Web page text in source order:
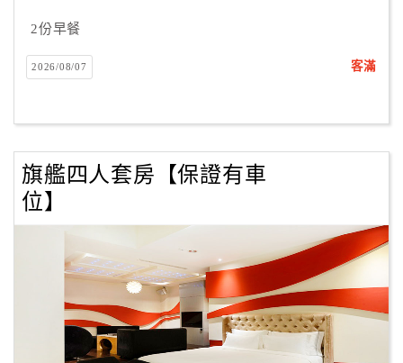
2份早餐
2026/08/07 客滿
旗艦四人套房【保證有車
位】